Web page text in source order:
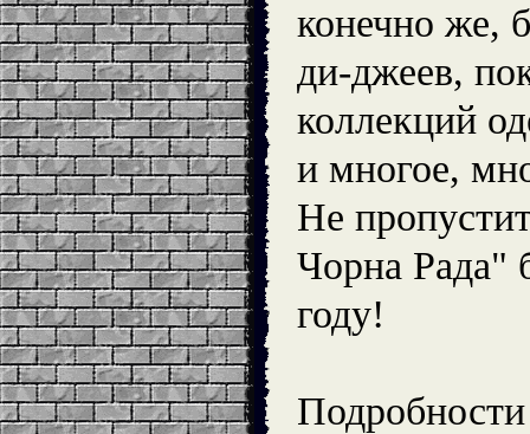
конечно же,
ди-джеев,
коллекций
и многое,
Не
Чорна Рада"
году!